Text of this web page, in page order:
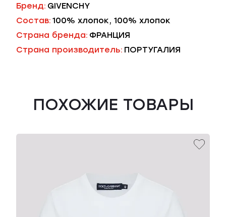
Бренд: GIVENCHY
Состав: 100% хлопок, 100% хлопок
Страна бренда: ФРАНЦИЯ
Страна производитель: ПОРТУГАЛИЯ
ПОХОЖИЕ ТОВАРЫ